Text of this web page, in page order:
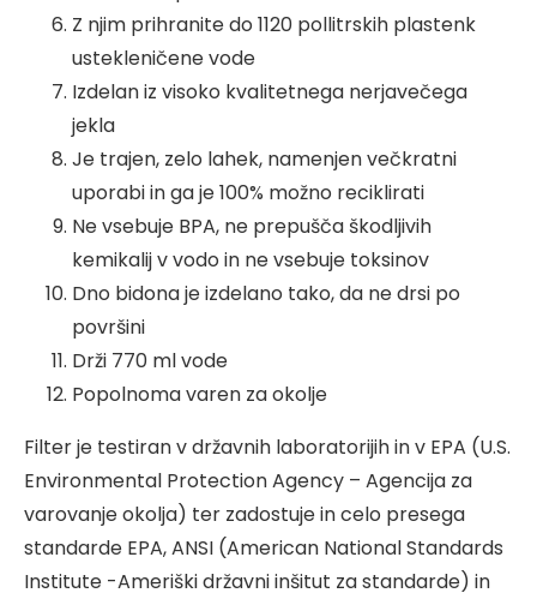
Z njim prihranite do 1120 pollitrskih plastenk
ustekleničene vode
Izdelan iz visoko kvalitetnega nerjavečega
jekla
Je trajen, zelo lahek, namenjen večkratni
uporabi in ga je 100% možno reciklirati
Ne vsebuje BPA, ne prepušča škodljivih
kemikalij v vodo in ne vsebuje toksinov
Dno bidona je izdelano tako, da ne drsi po
površini
Drži 770 ml vode
Popolnoma varen za okolje
Filter je testiran v državnih laboratorijih in v EPA (U.S.
Environmental Protection Agency – Agencija za
varovanje okolja) ter zadostuje in celo presega
standarde EPA, ANSI (American National Standards
Institute -Ameriški državni inšitut za standarde) in